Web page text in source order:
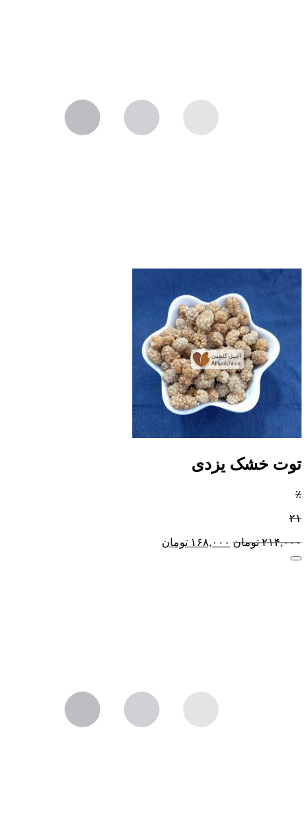
توت خشک یزدی
٪
۲۱
۲۱۴,۰۰۰ تومان ۱۶۸,۰۰۰ تومان